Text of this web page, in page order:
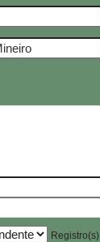
Registro(s)